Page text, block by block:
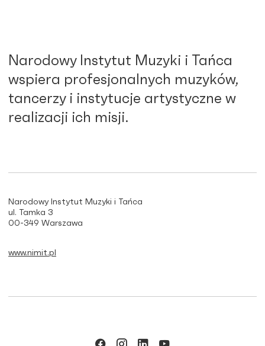
Narodowy Instytut Muzyki i Tańca
wspiera profesjonalnych muzyków,
tancerzy i instytucje artystyczne w
realizacji ich misji.
Narodowy Instytut Muzyki i Tańca
ul. Tamka 3
00-349 Warszawa
www.nimit.pl